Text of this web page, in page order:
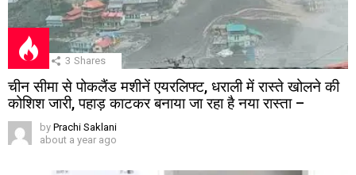
3 Shares
चीन सीमा से पोकलैंड मशीनें एयरलिफ्ट, धराली में रास्ते खोलने की
कोशिश जारी, पहाड़ काटकर बनाया जा रहा है नया रास्ता –
by Prachi Saklani
about a year ago